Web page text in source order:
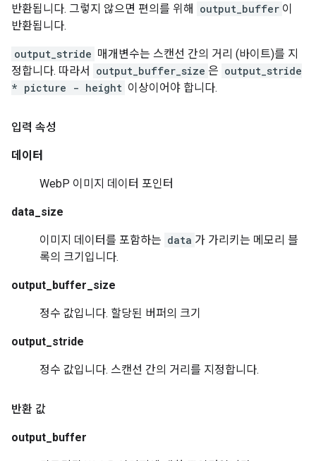
반환됩니다. 그렇지 않으면 편의를 위해
output_buffer 이
반환됩니다.
output_stride 매개변수는 스캔선 간의 거리 (바이트)를 지
정합니다. 따라서
output_buffer_size 은 output_stride
* picture - height 이상이어야 합니다.
입력 속성
데이터
WebP 이미지 데이터 포인터
data_size
이미지 데이터를 포함하는 data 가 가리키는 메모리 블
록의 크기입니다.
output_buffer_size
정수 값입니다. 할당된 버퍼의 크기
output_stride
정수 값입니다. 스캔선 간의 거리를 지정합니다.
반환 값
output_buffer